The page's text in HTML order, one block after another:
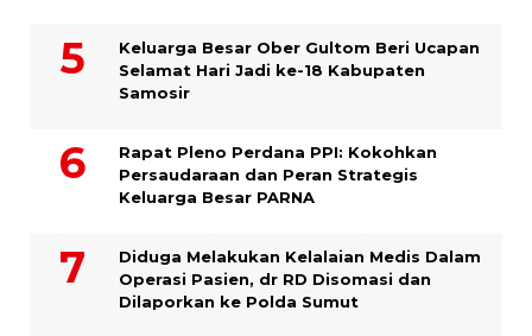
Keluarga Besar Ober Gultom Beri Ucapan
Selamat Hari Jadi ke-18 Kabupaten
Samosir
Rapat Pleno Perdana PPI: Kokohkan
Persaudaraan dan Peran Strategis
Keluarga Besar PARNA
Diduga Melakukan Kelalaian Medis Dalam
Operasi Pasien, dr RD Disomasi dan
Dilaporkan ke Polda Sumut